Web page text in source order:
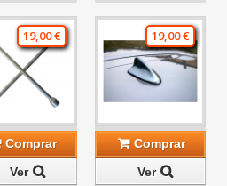
19,00 €
Comprar
Ver
19,00 €
Comprar
Ver